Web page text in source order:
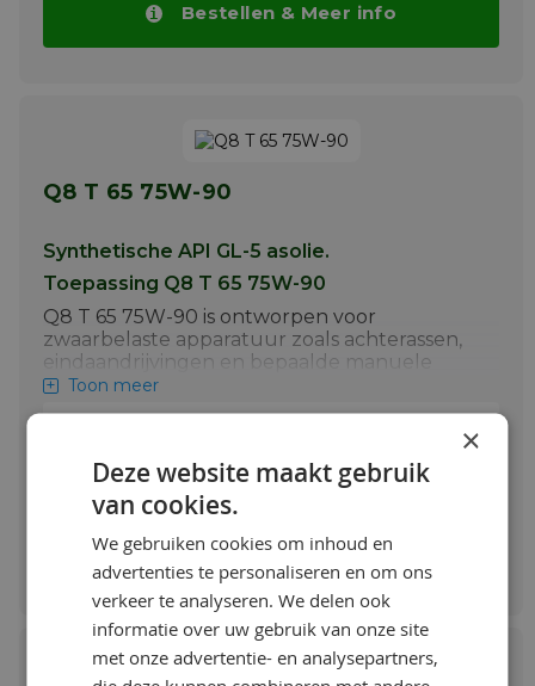
Bestellen & Meer info
Q8 T 65 75W-90
Synthetische API GL-5 asolie.
Toepassing Q8 T 65 75W-90
Q8 T 65 75W-90 is ontworpen voor
zwaarbelaste apparatuur zoals achterassen,
eindaandrijvingen en bepaalde manuele
transmissies, diespeciale vloeibaarheid bij lage
temperatuur vereisen. Dit product voldoet
aan de vereisten van de API GL-5 specificatie.
Meer info
Toon meer
€ 10,48 / L
Bestellen & Meer info
×
Deze website maakt gebruik
van cookies.
We gebruiken cookies om inhoud en
advertenties te personaliseren en om ons
verkeer te analyseren. We delen ook
informatie over uw gebruik van onze site
met onze advertentie- en analysepartners,